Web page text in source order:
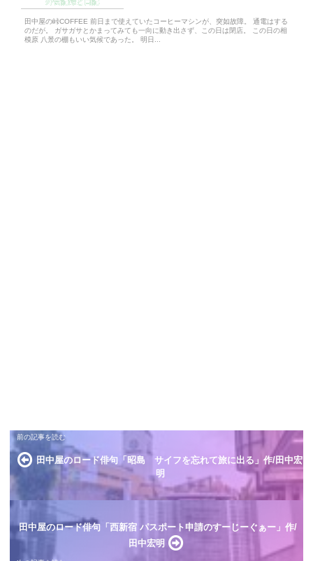
田中屋の峠COFFEE 前日まで使えていたコーヒーマシンが、突如故障。 通電はする
のだが。 ガサガサとかまってみても一向に動き出さず、この日は閉店。 この日の相
模原 八景の棚もいい気候であった。 明日...
田中屋のロード俳句「昭島 サイフを忘れて旅に出る」作/田中宏
明
田中屋のロード俳句「西新宿 パスポート申請のすーじーぐぁー」作/
田中宏明